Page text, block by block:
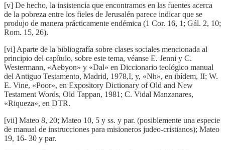
[v] De hecho, la insistencia que encontramos en las fuentes acerca
de la pobreza entre los fieles de Jerusalén parece indicar que se
produjo de manera prácticamente endémica (1 Cor. 16, 1; Gál. 2, 10;
Rom. 15, 26).
[vi] Aparte de la bibliografía sobre clases sociales mencionada al
principio del capítulo, sobre este tema, véanse E. Jenni y C.
Westermann, «Aebyon» y «Dal» en Diccionario teológico manual
del Antiguo Testamento, Madrid, 1978,I, y, «Nh», en ibídem, II; W.
E. Vine, «Poor», en Expository Dictionary of Old and New
Testament Words, Old Tappan, 1981; C. Vidal Manzanares,
«Riqueza», en DTR.
[vii] Mateo 8, 20; Mateo 10, 5 y ss. y par. (posiblemente una especie
de manual de instrucciones para misioneros judeo-cristianos); Mateo
19, 16- 30 y par.